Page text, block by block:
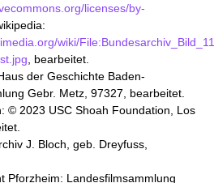
licenses/by-
wiki/
, bearbeitet.
der Geschichte Baden-
Gebr. Metz, 97327, bearbeitet.
© 2023 USC Shoah Foundation, Los
J. Bloch, geb. Dreyfuss,
Pforzheim: Landesfilmsammlung